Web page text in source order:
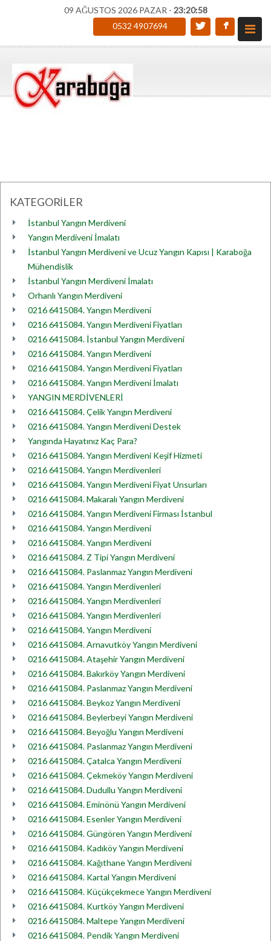
09 AĞUSTOS 2026 PAZAR - 23:20:58
0532 4907694
KATEGORİLER
İstanbul Yangın Merdiveni
Yangın Merdiveni İmalatı
İstanbul Yangın Merdiveni ve Ucuz Yangın Kapısı | Karaboğa
Mühendislik
İstanbul Yangın Merdiveni İmalatı
Orhanlı Yangın Merdiveni
0216 6415084. Yangın Merdiveni
0216 6415084. Yangın Merdiveni Fiyatları
0216 6415084. İstanbul Yangın Merdiveni
0216 6415084. Yangın Merdiveni
0216 6415084. Yangın Merdiveni Fiyatları
0216 6415084. Yangın Merdiveni İmalatı
YANGIN MERDİVENLERİ
0216 6415084. Çelik Yangın Merdiveni
0216 6415084. Yangın Merdiveni Destek
Yangında Hayatınız Kaç Para?
0216 6415084. Yangın Merdiveni Keşif Hizmeti
0216 6415084. Yangın Merdivenleri
0216 6415084. Yangın Merdiveni Fiyat Unsurları
0216 6415084. Makaralı Yangın Merdiveni
0216 6415084. Yangın Merdiveni Firması İstanbul
0216 6415084. Yangın Merdiveni
0216 6415084. Yangın Merdiveni
0216 6415084. Z Tipi Yangın Merdiveni
0216 6415084. Paslanmaz Yangın Merdiveni
0216 6415084. Yangın Merdivenleri
0216 6415084. Yangın Merdivenleri
0216 6415084. Yangın Merdivenleri
0216 6415084. Yangın Merdiveni
0216 6415084. Arnavutköy Yangın Merdiveni
0216 6415084. Ataşehir Yangın Merdiveni
0216 6415084. Bakırköy Yangın Merdiveni
0216 6415084. Paslanmaz Yangın Merdiveni
0216 6415084. Beykoz Yangın Merdiveni
0216 6415084. Beylerbeyi Yangın Merdiveni
0216 6415084. Beyoğlu Yangın Merdiveni
0216 6415084. Paslanmaz Yangın Merdiveni
0216 6415084. Çatalca Yangın Merdiveni
0216 6415084. Çekmeköy Yangın Merdiveni
0216 6415084. Dudullu Yangın Merdiveni
0216 6415084. Eminönü Yangın Merdiveni
0216 6415084. Esenler Yangın Merdiveni
0216 6415084. Güngören Yangın Merdiveni
0216 6415084. Kadıköy Yangın Merdiveni
0216 6415084. Kağıthane Yangın Merdiveni
0216 6415084. Kartal Yangın Merdiveni
0216 6415084. Küçükçekmece Yangın Merdiveni
0216 6415084. Kurtköy Yangın Merdiveni
0216 6415084. Maltepe Yangın Merdiveni
0216 6415084. Pendik Yangın Merdiveni